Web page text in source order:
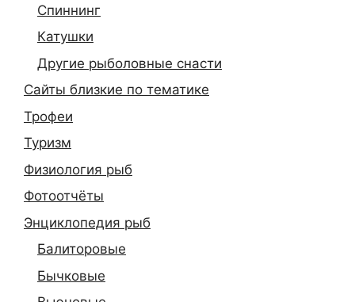
Спиннинг
Катушки
Другие рыболовные снасти
Сайты близкие по тематике
Трофеи
Туризм
Физиология рыб
Фотоотчёты
Энциклопедия рыб
Балиторовые
Бычковые